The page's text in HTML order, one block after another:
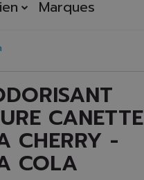
Marques
CANETTE
CHERRY -
COLA